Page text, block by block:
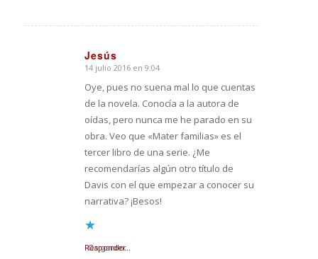
Jesús
Dice:
14 julio 2016 en 9:04
Oye, pues no suena mal lo que cuentas
de la novela. Conocía a la autora de
oídas, pero nunca me he parado en su
obra. Veo que «Mater familias» es el
tercer libro de una serie. ¿Me
recomendarías algún otro título de
Davis con el que empezar a conocer su
narrativa? ¡Besos!
Cargando...
Responder